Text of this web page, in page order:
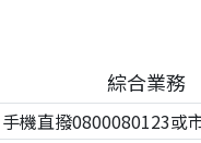
綜合業務
手機直撥0800080123或